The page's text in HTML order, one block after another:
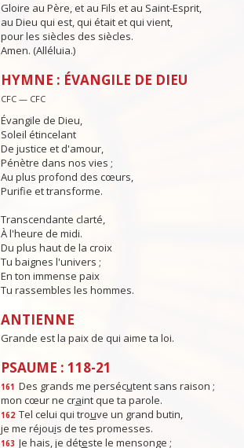
Gloire au Père, et au Fils et au Saint-Esprit,
au Dieu qui est, qui était et qui vient,
pour les siècles des siècles.
Amen. (Alléluia.)
HYMNE : ÉVANGILE DE DIEU
CFC — CFC
Évangile de Dieu,
Soleil étincelant
De justice et d'amour,
Pénètre dans nos vies ;
Au plus profond des cœurs,
Purifie et transforme.
Transcendante clarté,
À l'heure de midi.
Du plus haut de la croix
Tu baignes l'univers ;
En ton immense paix
Tu rassembles les hommes.
ANTIENNE
Grande est la paix de qui aime ta loi.
PSAUME : 118-21
161 Des grands me persécutent sans raison ;
mon cœur ne craint que ta parole.
162 Tel celui qui trouve un grand butin,
je me réjouis de tes promesses.
163 Je hais, je déteste le mensonge ;